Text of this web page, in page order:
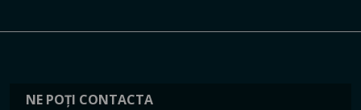
NE POȚI CONTACTA